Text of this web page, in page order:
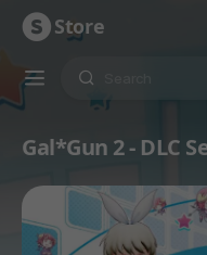
Store
Gal*Gun 2 - DLC